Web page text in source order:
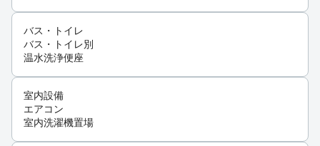
バス・トイレ
バス・トイレ別
温水洗浄便座
室内設備
エアコン
室内洗濯機置場